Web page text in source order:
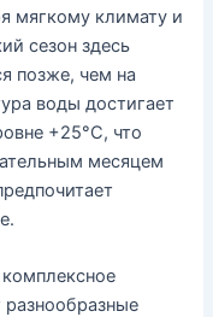
мягкому климату и
сезон здесь
позже, чем на
воды достигает
+25°C, что
месяцем